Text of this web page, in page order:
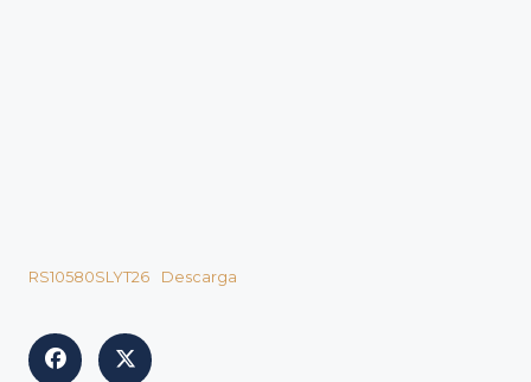
RS10580SLYT26 Descarga